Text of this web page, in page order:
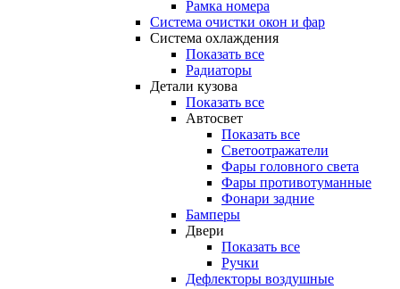
Рамка номера
Система очистки окон и фар
Система охлаждения
Показать все
Радиаторы
Детали кузова
Показать все
Автосвет
Показать все
Светоотражатели
Фары головного света
Фары противотуманные
Фонари задние
Бамперы
Двери
Показать все
Ручки
Дефлекторы воздушные